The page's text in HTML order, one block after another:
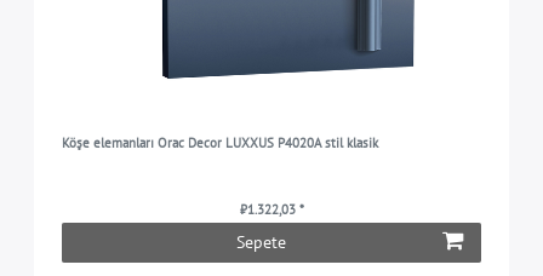
Köşe elemanları Orac Decor LUXXUS P4020A stil klasik
₺1.322,03 *
Sepete